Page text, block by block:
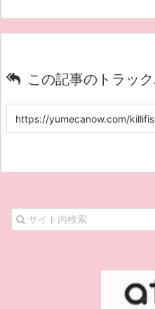
この記事のトラッ